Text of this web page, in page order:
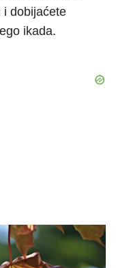
i dobijaćete
ikada.